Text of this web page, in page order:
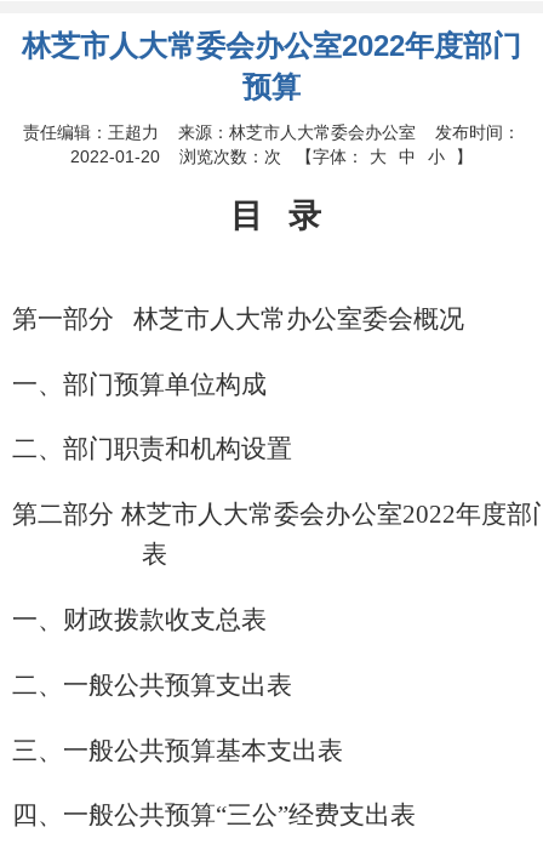
试点领域基层政务公开标准目录
林芝市人大常委会办公室2022年度部门
预算
责任编辑：王超力 来源：林芝市人大常委会办公室 发布时间：
2022-01-20 浏览次数： 次 【字体： 大 中 小 】
目 录
第一部分 林芝市人大常 办公室委会概况
一、部门预算单位构成
二、部门职责和机构设置
第二部分 林芝市人大常委会办公室2022年度部
表
一、财政拨款收支总表
二、一般公共预算支出表
三、一般公共预算基本支出表
四、一般公共预算“三公”经费支出表